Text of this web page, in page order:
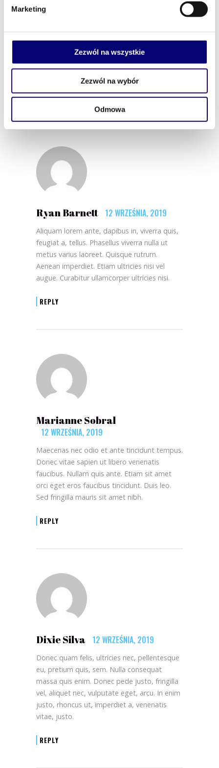
Marketing
Zezwól na wszystkie
Zezwól na wybór
Odmowa
3 WRZEŚNIA, 2019
Event
Comments
Ryan Barnett 12 WRZEŚNIA, 2019
Aliquam lorem ante, dapibus in, viverra quis,
feugiat a, tellus. Phasellus viverra nulla ut
metus varius laoreet. Quisque rutrum.
Aenean imperdiet. Etiam ultricies nisi vel
augue. Curabitur ullamcorper ultricies nisi.
REPLY
Marianne Sobral
12 WRZEŚNIA, 2019
Maecenas nec odio et ante tincidunt tempus.
Donec vitae sapien ut libero venenatis
faucibus. Nullam quis ante. Etiam sit amet
orci eget eros faucibus tincidunt. Duis leo.
Sed fringilla mauris sit amet nibh.
REPLY
Dixie Silva 12 WRZEŚNIA, 2019
Donec quam felis, ultricies nec, pellentesque
eu, pretium quis, sem. Nulla consequat
massa quis enim. Donec pede justo, fringilla
vel, aliquet nec, vulputate eget, arcu. In enim
justo, rhoncus ut, imperdiet a, venenatis
vitae, justo.
REPLY